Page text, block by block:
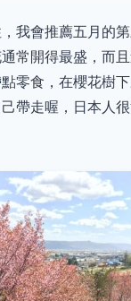
我會推薦五月的
常開得最盛，而
零食，在櫻花樹
帶走喔，日本人